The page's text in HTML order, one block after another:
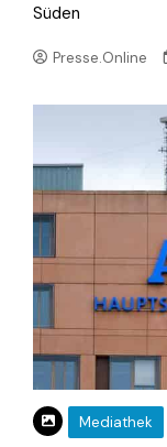
Süden
Presse.Online
Mediathek